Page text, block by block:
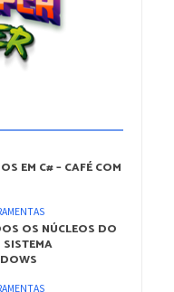
EM C# – CAFÉ COM
OS NÚCLEOS DO